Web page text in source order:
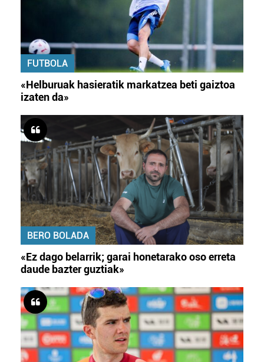
FUTBOLA
«Helburuak hasieratik markatzea beti gaiztoa
izaten da»
BERO BOLADA
«Ez dago belarrik; garai honetarako oso erreta
daude bazter guztiak»